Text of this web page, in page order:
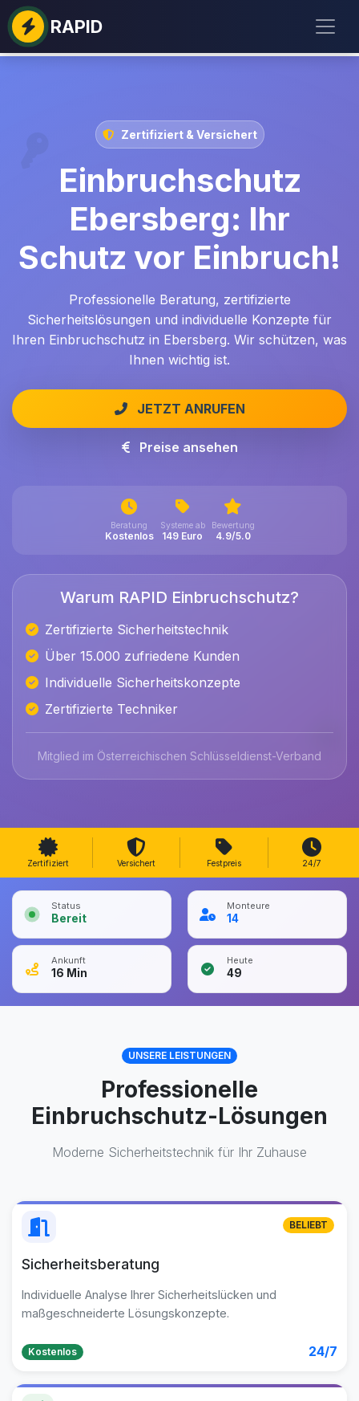
RAPID
Zertifiziert & Versichert
Einbruchschutz
Ebersberg: Ihr
Schutz vor Einbruch!
Professionelle Beratung, zertifizierte
Sicherheitslösungen und individuelle Konzepte für
Ihren Einbruchschutz in Ebersberg. Wir schützen, was
Ihnen wichtig ist.
JETZT ANRUFEN
Preise ansehen
Beratung
Kostenlos
Systeme ab
149 Euro
Bewertung
4.9/5.0
Warum RAPID Einbruchschutz?
Zertifizierte Sicherheitstechnik
Über 15.000 zufriedene Kunden
Individuelle Sicherheitskonzepte
Zertifizierte Techniker
Mitglied im Österreichischen Schlüsseldienst-Verband
Zertifiziert Versichert Festpreis 24/7
Status
Bereit
Monteure
14
Ankunft
16 Min
Heute
49
UNSERE LEISTUNGEN
Professionelle
Einbruchschutz-Lösungen
Moderne Sicherheitstechnik für Ihr Zuhause
Sicherheitsberatung
Individuelle Analyse Ihrer Sicherheitslücken und
maßgeschneiderte Lösungskonzepte.
Kostenlos 24/7
BELIEBT